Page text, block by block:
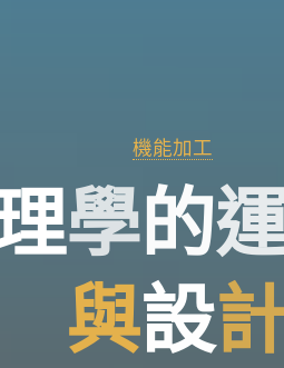
機能加工
學的
與設